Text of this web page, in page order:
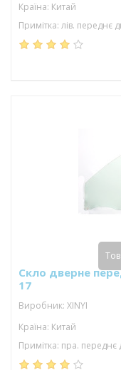
Країна: Китай
Примітка: лів. переднє
Скло дверне
17
Виробник: XINYI
Країна: Китай
Примітка: пра. переднє